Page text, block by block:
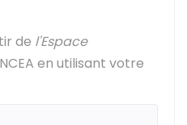
de l'Espace
en utilisant votre